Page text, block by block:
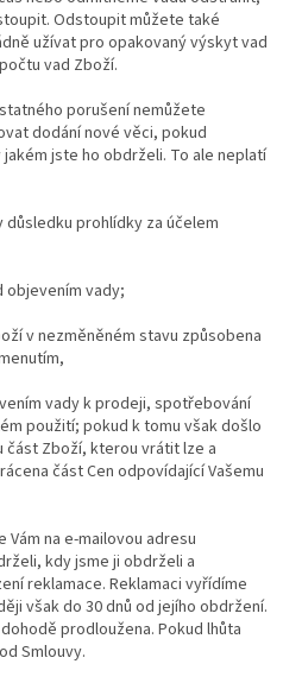
Odstoupit můžete také
užívat pro opakovaný výskyt vad
vad Zboží.
porušení nemůžete
dodání nové věci, pokud
jste ho obdrželi. To ale neplatí
prohlídky za účelem
vady;
v nezměněném stavu způsobena
vady k prodeji, spotřebování
použití; pokud k tomu však došlo
část Zboží, kterou vrátit lze a
část Cen odpovídající Vašemu
Vám na e-mailovou adresu
kdy jsme ji obdrželi a
reklamace. Reklamaci vyřídíme
však do 30 dnů od jejího obdržení.
prodloužena. Pokud lhůta
Smlouvy.